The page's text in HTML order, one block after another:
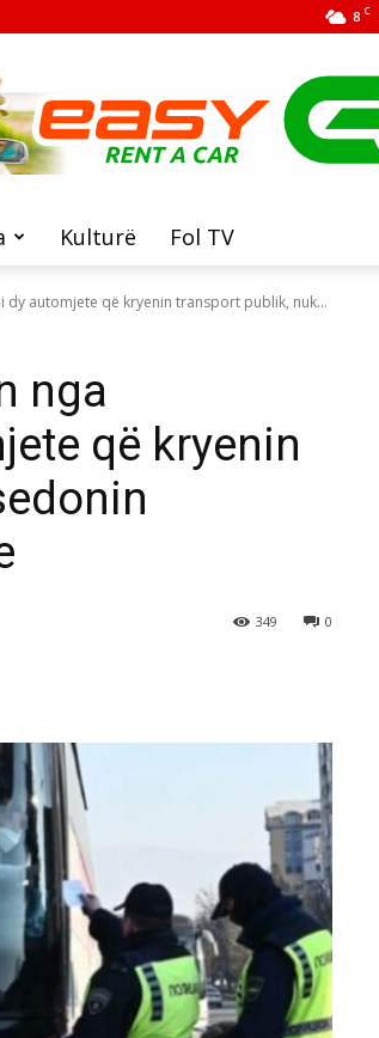
8 C
Kulturë Fol TV
dy automjete që kryenin transport publik, nuk...
nga
që kryenin
0
349